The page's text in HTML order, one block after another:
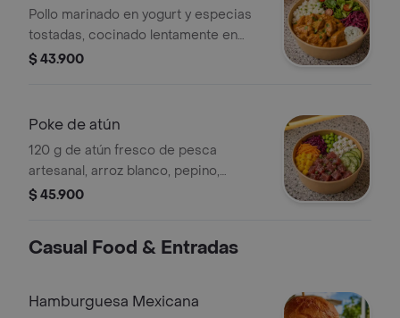
Pollo marinado en yogurt y especias
tostadas, cocinado lentamente en
nuestra salsa artesanal de tikka
griego.
$ 43.900
Poke de atún
120 g de atún fresco de pesca
artesanal, arroz blanco, pepino,
mango, edamame, zanahoria, chucrut
$ 45.900
Casual Food & Entradas
Hamburguesa Mexicana